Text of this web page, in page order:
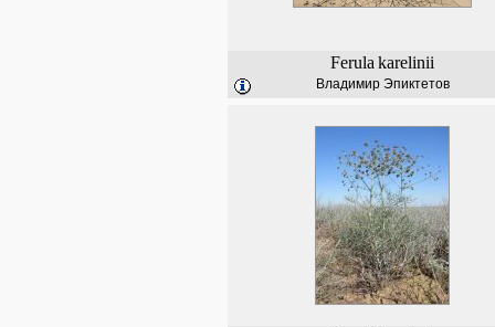
Ferula karelinii
Владимир Эпиктетов